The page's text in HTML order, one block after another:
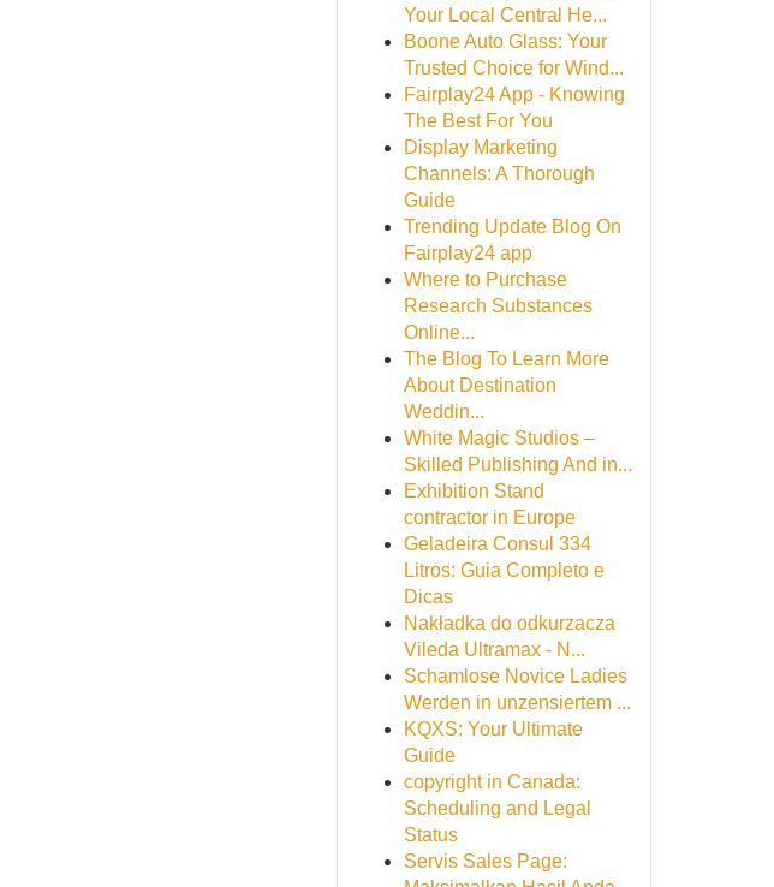
Your Local Central He...
Boone Auto Glass: Your
Trusted Choice for Wind...
Fairplay24 App - Knowing
The Best For You
Display Marketing
Channels: A Thorough
Guide
Trending Update Blog On
Fairplay24 app
Where to Purchase
Research Substances
Online...
The Blog To Learn More
About Destination
Weddin...
White Magic Studios –
Skilled Publishing And in...
Exhibition Stand
contractor in Europe
Geladeira Consul 334
Litros: Guia Completo e
Dicas
Nakładka do odkurzacza
Vileda Ultramax - N...
Schamlose Novice Ladies
Werden in unzensiertem ...
KQXS: Your Ultimate
Guide
copyright in Canada:
Scheduling and Legal
Status
Servis Sales Page: